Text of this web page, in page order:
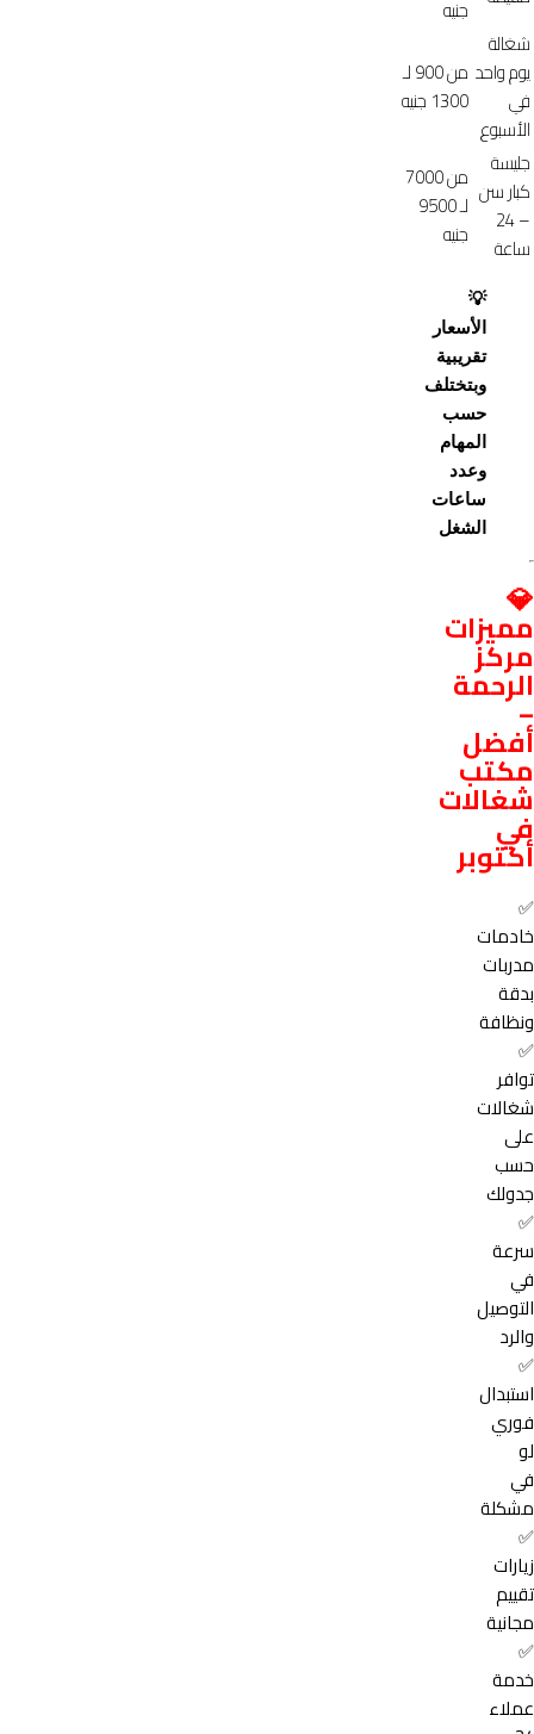
جنيه
شغالة
يوم واحد
في
الأسبوع
من 900 لـ
1300 جنيه
جليسة
كبار سن
– 24
ساعة
من 7000
لـ 9500
جنيه
💡
الأسعار
تقريبية
وبتختلف
حسب
المهام
وعدد
ساعات
الشغل
💎
مميزات
مركز
الرحمة
–
أفضل
مكتب
شغالات
في
أكتوبر
✅
خادمات
مدربات
بدقة
ونظافة
✅
توافر
شغالات
على
حسب
جدولك
✅
سرعة
في
التوصيل
والرد
✅
استبدال
فوري
لو
في
مشكلة
✅
زيارات
تقييم
مجانية
✅
خدمة
عملاء